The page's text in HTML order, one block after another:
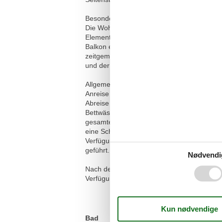
Besonderes:
Die Wohnung Palü verbindet traditionellen
Elementen, antiken Holzmöbeln und
Balkon ermöglicht entspannte Stunden an
zeitgemässen Komfort, während das
und der Check-in erfolgt bequem über eine
Allgemeine Informationen:
Anreise ab 16:00 Uhr
Abreise bis 10:00 Uhr
Bettwäsche ist obligatorisch und wird pro
gesamten Haus kostenlos zur Verfügung.
eine Schlüsselbox ab 16 Uhr, der Check-
Verfügung. Das Haus ist komplett
geführt.
Nach der Buchung stehen Ihnen
Verfügung. Weitere Informationen
Bad